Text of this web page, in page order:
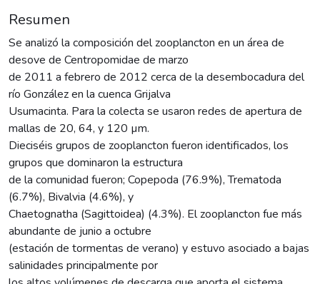
Resumen
Se analizó la composición del zooplancton en un área de
desove de Centropomidae de marzo
de 2011 a febrero de 2012 cerca de la desembocadura del
río González en la cuenca Grijalva
Usumacinta. Para la colecta se usaron redes de apertura de
mallas de 20, 64, y 120 µm.
Dieciséis grupos de zooplancton fueron identificados, los
grupos que dominaron la estructura
de la comunidad fueron; Copepoda (76.9%), Trematoda
(6.7%), Bivalvia (4.6%), y
Chaetognatha (Sagittoidea) (4.3%). El zooplancton fue más
abundante de junio a octubre
(estación de tormentas de verano) y estuvo asociado a bajas
salinidades principalmente por